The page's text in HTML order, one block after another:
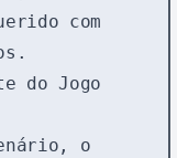
com
do Jogo
o